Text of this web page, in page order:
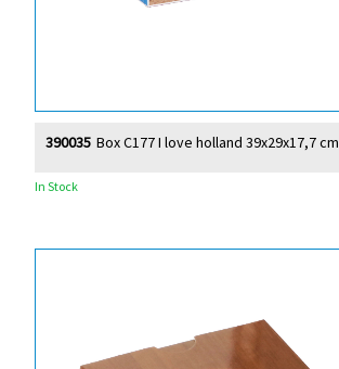
Box C177 I love holland 39x29x17,7 cm
390035
In Stock